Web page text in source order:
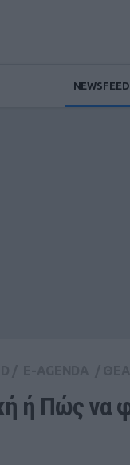
NEWSFEED
ή Πώς να